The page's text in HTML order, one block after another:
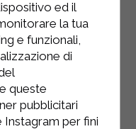
ed il
la tua
e funzionali,
di
queste
pubblicitari
per fini